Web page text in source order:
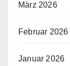
März 2026
Februar 2026
Januar 2026